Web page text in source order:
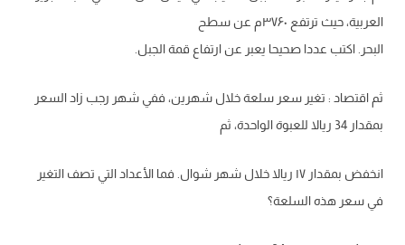
العربية، حيث ترتفع ۳۷۶۰م عن سطح
البحر. اكتب عددا صحيحا يعبر عن ارتفاع قمة الجبل.
ثم اقتصاد : تغير سعر سلعة خلال شهرين، ففي شهر رجب زاد السعر
بمقدار 34 ريالا للعبوة الواحدة، ثم
انخفض بمقدار ۱۷ ريالا خلال شهر شوال. فما الأعداد التي تصف التغير
في سعر هذه السلعة؟